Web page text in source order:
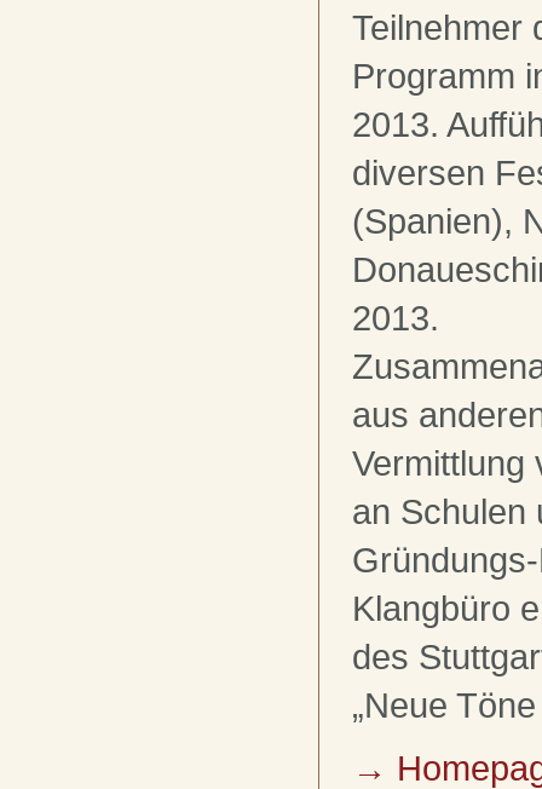
Teilnehmer
Programm
2013.
diversen
(Spanien),
2013.
aus
Vermittlung
an Schulen
Klangbüro
des
„Neue
→